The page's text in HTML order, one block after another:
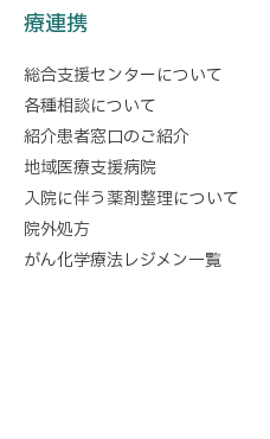
療連携
総合支援センターについて
各種相談について
紹介患者窓口のご紹介
地域医療支援病院
入院に伴う薬剤整理について
院外処方
がん化学療法レジメン一覧